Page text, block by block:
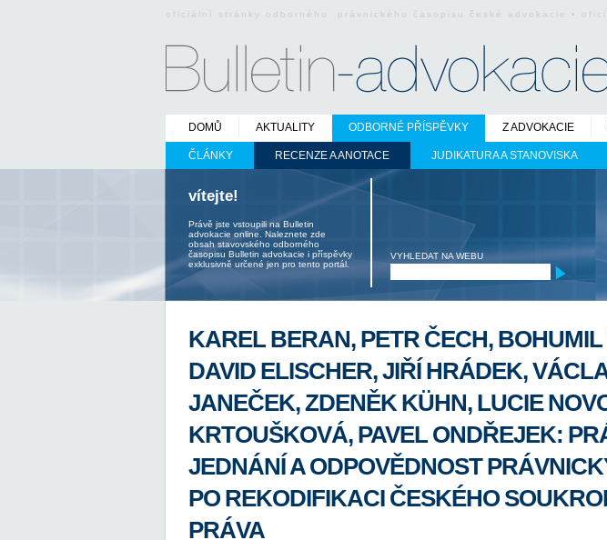
oficiální stránky odborného právnického časopisu české advokacie •
DOMŮ AKTUALITY ODBORNÉ PŘÍSPĚVKY
ČLÁNKY RECENZE A ANOTACE JUDIKATURA A STANOVISKA
Z ADVOKACIE
vítejte!
Právě jste vstoupili na Bulletin
advokacie online. Naleznete zde
obsah stavovského odborného
časopisu Bulletin advokacie i příspěvky
exklusivně určené jen pro tento portál.
VYHLEDAT NA WEBU
KAREL BERAN, PETR ČECH,
DAVID ELISCHER, JIŘÍ HRÁDEK,
JANEČEK, ZDENĚK KÜHN, LUCIE
KRTOUŠKOVÁ, PAVEL ONDŘEJEK:
JEDNÁNÍ A ODPOVĚDNOST
PO REKODIFIKACI ČESKÉHO
PRÁVA